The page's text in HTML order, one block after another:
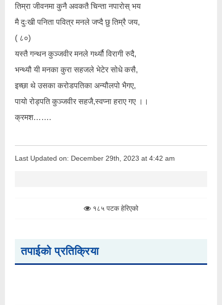
तिम्रा जीवनमा कुनै अवकतै चिन्ता नपारोस् भय
मै दुःखी पनिता पवित्र मनले जप्दै छु तिम्रै जय,
( ८०)
यस्तै गन्थन कुञ्जवीर मनले गर्थ्यौ विरागी रुदै,
भन्थ्यौ यी मनका कुरा सहजले भेटेर सोधे कसै,
इच्छा थे उसका करोडपतिका अन्यौलपो भैगए,
पायो रोड्पति कुञ्जवीर सहजै,स्वप्ना हराए गए ।।
क्रमश…….
Last Updated on: December 29th, 2023 at 4:42 am
१८५ पटक हेरिएको
तपाईको प्रतिक्रिया